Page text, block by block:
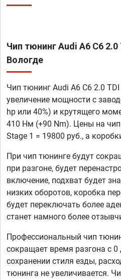
Чип тюнинг Audi A6 C6
Вологде
Чип тюнинг Audi A6 C6 2.0
увеличение мощности с
hp или 40%) и крутящего
410 Нм (+90 Nm). Цены на
Stage 1 = 19800 руб., а
При чип тюнинге будут
при разгоне, будет
включение, подхват будет
низких оборотов, коробка
будет переключать более
станет намного более
Профессиональный чип
сокращает время разгона с
сохранении стиля езды,
тюнинга не увеличивается.